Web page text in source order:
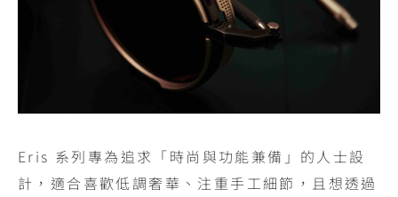
Eris 系列專為追求「時尚與功能兼備」的人士設
計，適合喜歡低調奢華、注重手工細節，且想透過